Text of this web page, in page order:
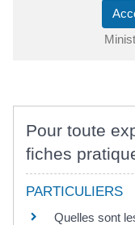
Pour toute
fiches
PARTICULIERS
Quelles sont